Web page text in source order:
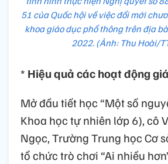
51 của Quốc hội về việc đổi mới
khoa giáo dục phổ thông trên địa
2022. (Ảnh: Thu Hoài/
* Hiệu quả các hoạt động
Mở đầu tiết học “Một số
Khoa học tự nhiên lớp 6), cô
Ngọc, Trường Trung học Cơ
tổ chức trò chơi “Ai nhiều